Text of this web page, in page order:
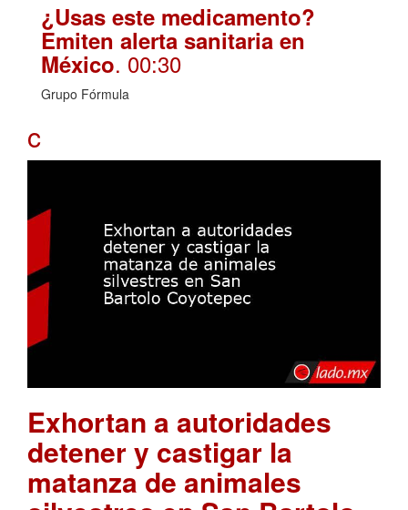
¿Usas este medicamento?
Emiten alerta sanitaria en
México. 00:30
Grupo Fórmula
c
Exhortan a autoridades
detener y castigar la
matanza de animales